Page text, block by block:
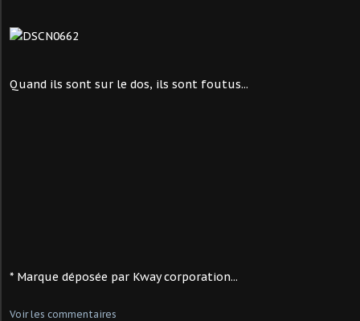
Quand ils sont sur le dos, ils sont foutus...
* Marque déposée par Kway corporation...
Voir les commentaires